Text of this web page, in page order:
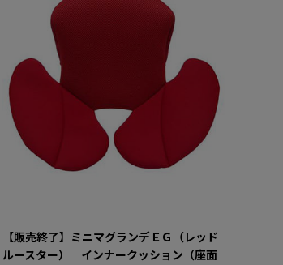
【販売終了】ミニマグランデＥＧ（レッド
ルースター） インナークッション（座面